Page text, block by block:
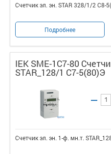
Счетчик эл. эн. STAR 328/1/2 С8-
Подробнее
IEK SME-1C7-80
STAR_128/1 С7-5(80)Э
Счетчик эл. эн. 1-ф. мн.т.